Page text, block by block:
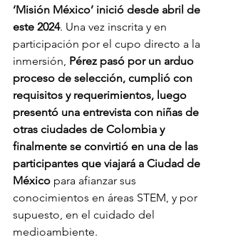
‘Misión México’ inició desde abril de
este 2024. Una vez inscrita y en
participación por el cupo directo a la
inmersión, Pérez pasó por un arduo
proceso de selección, cumplió con
requisitos y requerimientos, luego
presentó una entrevista con niñas de
otras ciudades de Colombia y
finalmente se convirtió en una de las
participantes que viajará a Ciudad de
México para afianzar sus
conocimientos en áreas STEM, y por
supuesto, en el cuidado del
medioambiente.